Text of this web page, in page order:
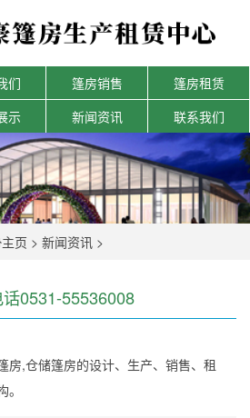
们 篷房销售
篷房租赁
示 新闻资讯 联系我们
主页 > 新闻资讯>
0531-55536008
房,仓储篷房的设计、生产、销售、租